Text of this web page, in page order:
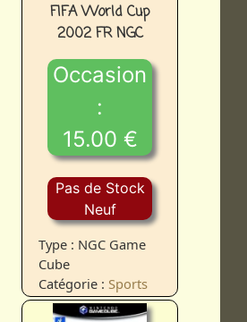
FIFA World Cup
2002 FR NGC
Occasion
:
15.00 €
Pas de Stock
Neuf
Type : NGC Game
Cube
Catégorie : Sports